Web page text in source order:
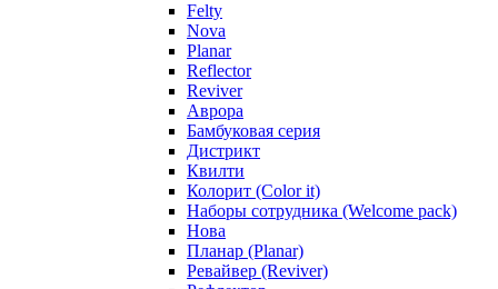
Felty
Nova
Planar
Reflector
Reviver
Аврора
Бамбуковая серия
Дистрикт
Квилти
Колорит (Color it)
Наборы сотрудника (Welcome pack)
Нова
Планар (Planar)
Ревайвер (Reviver)